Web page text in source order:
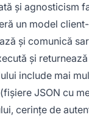
și agnosticism
un model
și comunică
și
include mai
(fișiere JSON cu
cerințe de